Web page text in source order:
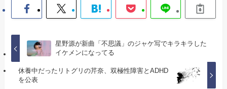
星野源が新曲「不思議」のジャケ写でキラキラした
イケメンになってる
休養中だったリトグリの芹奈、双極性障害とADHD
を公表